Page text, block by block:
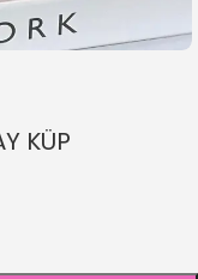
KÜP